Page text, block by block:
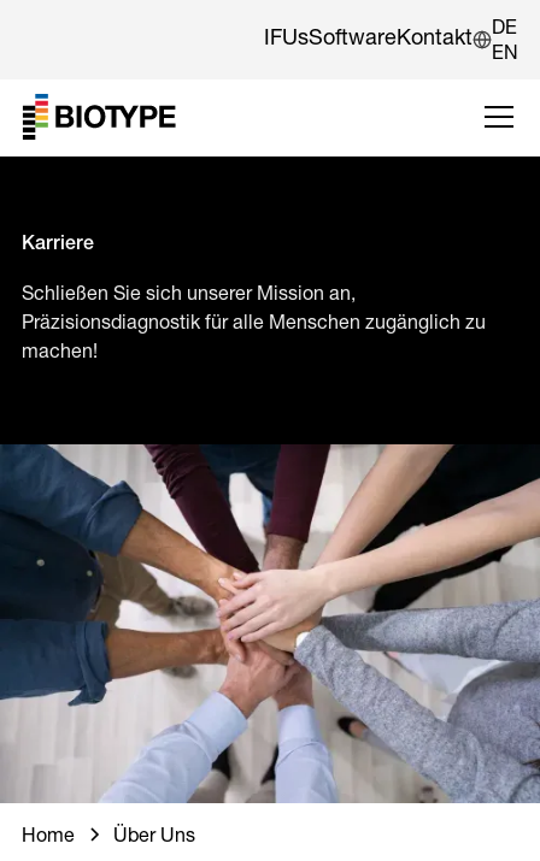
IFUsSoftwareKontakt
DE
EN
Karriere
Schließen Sie sich unserer Mission an,
Präzisionsdiagnostik für alle Menschen zugänglich zu
machen!
Home Über Uns